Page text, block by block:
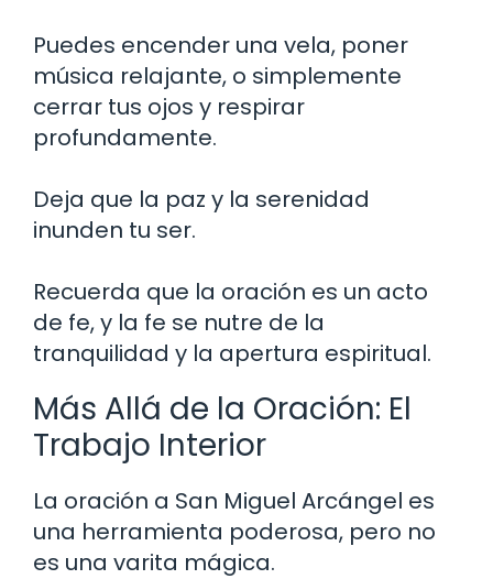
Puedes encender una vela, poner
música relajante, o simplemente
cerrar tus ojos y respirar
profundamente.
Deja que la paz y la serenidad
inunden tu ser.
Recuerda que la oración es un acto
de fe, y la fe se nutre de la
tranquilidad y la apertura espiritual.
Más Allá de la Oración: El
Trabajo Interior
La oración a San Miguel Arcángel es
una herramienta poderosa, pero no
es una varita mágica.